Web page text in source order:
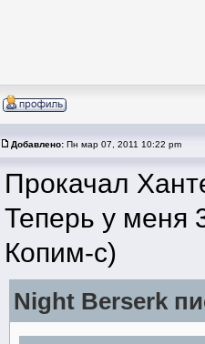
Добавлено: Пн мар 07, 2011 10:22 pm
Прокачал
Теперь у меня
Копим-с)
Night Berserk